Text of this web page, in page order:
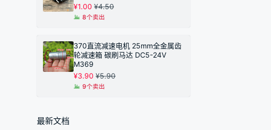
¥1.00 ¥4.50
8个卖出
370直流减速电机 25mm全金属齿
轮减速箱 碳刷马达 DC5-24V
M369
¥3.90 ¥5.90
9个卖出
最新文档